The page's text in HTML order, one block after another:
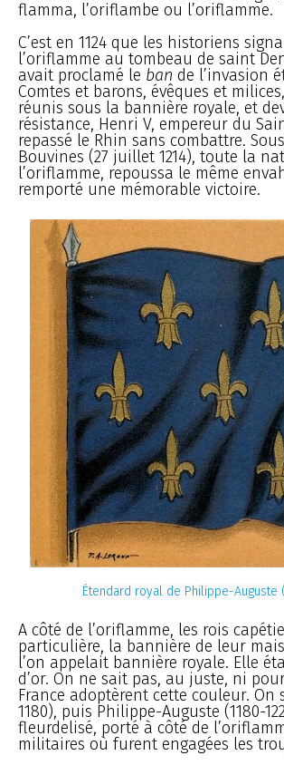
flamma, l’oriflambe ou l’oriflamme.
C’est en 1124 que les historiens
l’oriflamme au tombeau de saint
avait proclamé le ban de l’invasion
Comtes et barons, évêques et
réunis sous la bannière royale, et
résistance, Henri V, empereur du
repassé le Rhin sans combattre.
Bouvines (27 juillet 1214), toute la
l’oriflamme, repoussa le même
remporté une mémorable victoire.
Étendard royal de Philippe-
A côté de l’oriflamme, les rois
particulière, la bannière de leur
l’on appelait bannière royale. Elle
d’or. On ne sait pas, au juste, ni
France adoptèrent cette couleur. On
1180), puis Philippe-Auguste (1180-
fleurdelisé, porté à côté de
militaires où furent engagées les